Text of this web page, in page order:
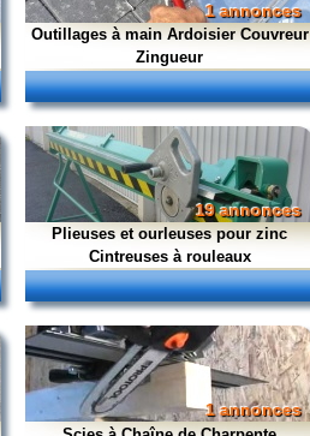
1 annonces
Outillages à main Ardoisier Couvreur
Zingueur
19 annonces
Plieuses et ourleuses pour zinc
Cintreuses à rouleaux
1 annonces